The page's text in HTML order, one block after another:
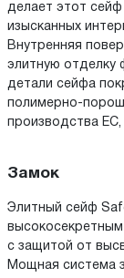
делает этот
изысканных
Внутренняя
элитную отделку
детали сейфа
полимерно-
производства
Замок
Элитный сейф
с защитой от
Мощная система